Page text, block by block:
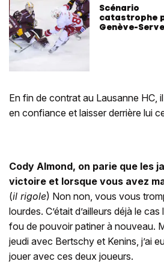
Scénario
catastrophe
Genève-
En fin de contrat au Lausanne HC,
en confiance et laisser derrière lui
Cody Almond, on parie que les
victoire et lorsque vous avez
(il rigole) Non non, vous vous
lourdes. C’était d’ailleurs déjà le
fou de pouvoir patiner à nouveau.
jeudi avec Bertschy et Kenins, j’ai
jouer avec ces deux joueurs.